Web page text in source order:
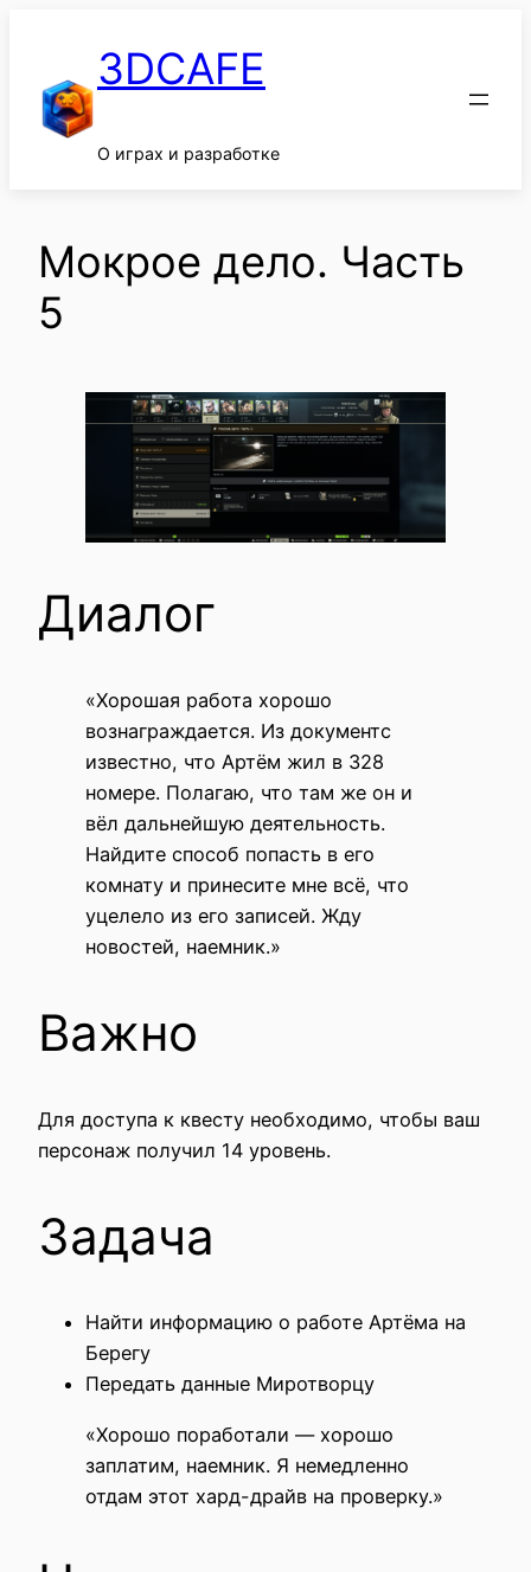
содержимому3DCAFE
О играх и разработке
Мокрое дело. Часть
5
Диалог
«Хорошая работа хорошо
вознаграждается. Из документс
известно, что Артём жил в 328
номере. Полагаю, что там же он и
вёл дальнейшую деятельность.
Найдите способ попасть в его
комнату и принесите мне всё, что
уцелело из его записей. Жду
новостей, наемник.»
Важно
Для доступа к квесту необходимо, чтобы ваш
персонаж получил 14 уровень.
Задача
Найти информацию о работе Артёма на
Берегу
Передать данные Миротворцу
«Хорошо поработали — хорошо
заплатим, наемник. Я немедленно
отдам этот хард-драйв на проверку.»